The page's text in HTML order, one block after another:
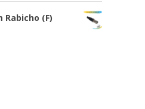
Rabicho (F)